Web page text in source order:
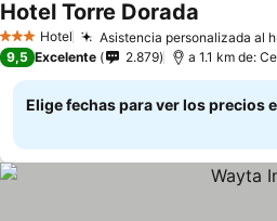
3 Estrellas
Hotel Asistencia personalizada al
Hotel Torre Dorada
9,5 Excelente 2.879 a 1.1 km de:
Elige fechas para ver los precios